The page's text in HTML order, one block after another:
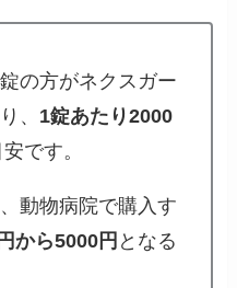
の方がネクスガー
、 1錠あたり2000
です。
動物病院で購入す
から5000円 となる